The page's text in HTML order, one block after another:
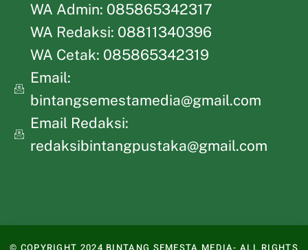
WA Admin: 085865342317
WA Redaksi: 08811340396
WA Cetak: 085865342319
Email:
bintangsemestamedia@gmail.com
Email Redaksi:
redaksibintangpustaka@gmail.com